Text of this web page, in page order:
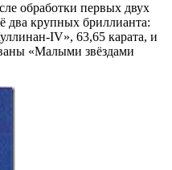
обработки первых двух
два крупных бриллианта:
IV», 63,65 карата, и
«Малыми звёздами